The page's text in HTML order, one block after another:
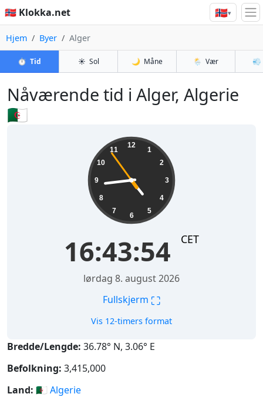
🇳🇴 Klokka.net 🇳🇴▾
Hjem Byer Alger
⏱️ Tid ☀️ Sol 🌙 Måne 🌦️ Vær 💨
Nåværende tid i Alger, Algerie
🇩🇿
12
1
2
3
4
5
6
7
8
9
10
11
16:43:54 CET
lørdag 8. august 2026
Fullskjerm ⛶
Vis 12-timers format
Bredde/Lengde: 36.78° N, 3.06° E
Befolkning: 3,415,000
Land: 🇩🇿 Algerie